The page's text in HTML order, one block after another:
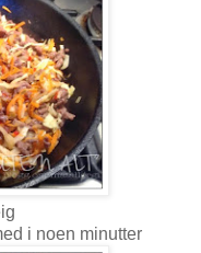
i noen minutter